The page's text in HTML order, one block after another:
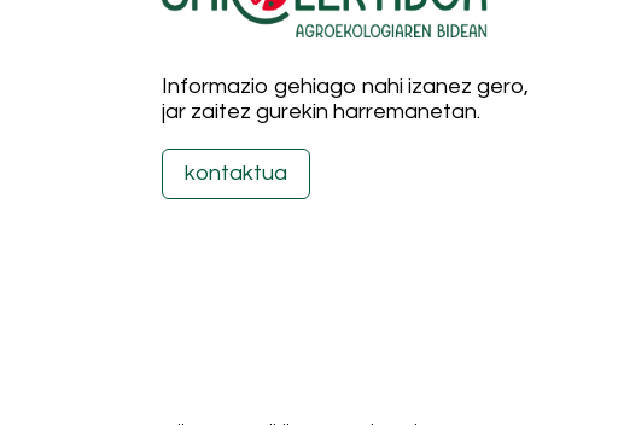
Informazio gehiago nahi izanez gero,
jar zaitez gurekin harremanetan.
kontaktua